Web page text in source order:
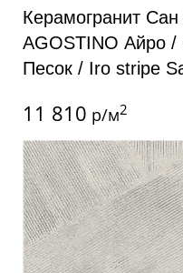
Керамогранит
AGOSTINO Айро /
Песок / Iro stripe
11 810 р/м2